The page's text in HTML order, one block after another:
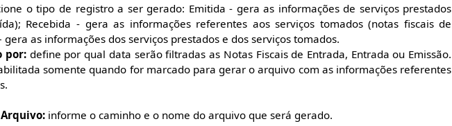
o tipo de registro a ser gerado: Emitida - gera as informações de serviços prestados
Recebida - gera as informações referentes aos serviços tomados (notas fiscais de
as informações dos serviços prestados e dos serviços tomados.
por:define por qual data serão filtradas as Notas Fiscais de Entrada, Entrada ou Emissão.
somente quando for marcado para gerar o arquivo com as informações referentes
informe o caminho e o nome do arquivo que será gerado.